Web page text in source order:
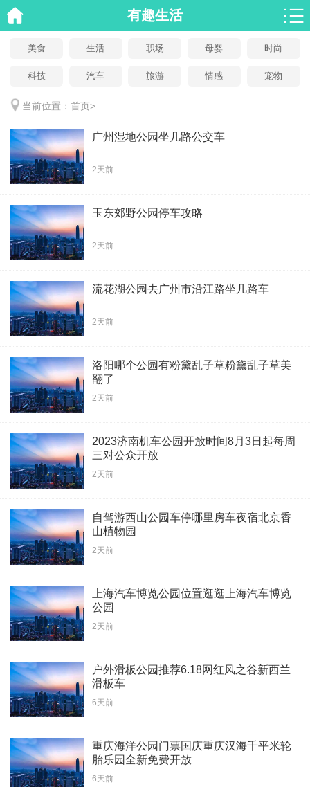
有趣生活
美食 生活 职场 母婴 时尚
科技 汽车 旅游 情感 宠物
当前位置： 首页>
广州湿地公园坐几路公交车
2天前
玉东郊野公园停车攻略
2天前
流花湖公园去广州市沿江路坐几路车
2天前
洛阳哪个公园有粉黛乱子草粉黛乱子草美
翻了
2天前
2023济南机车公园开放时间8月3日起每周
三对公众开放
2天前
自驾游西山公园车停哪里房车夜宿北京香
山植物园
2天前
上海汽车博览公园位置逛逛上海汽车博览
公园
2天前
户外滑板公园推荐6.18网红风之谷新西兰
滑板车
6天前
重庆海洋公园门票国庆重庆汉海千平米轮
胎乐园全新免费开放
6天前